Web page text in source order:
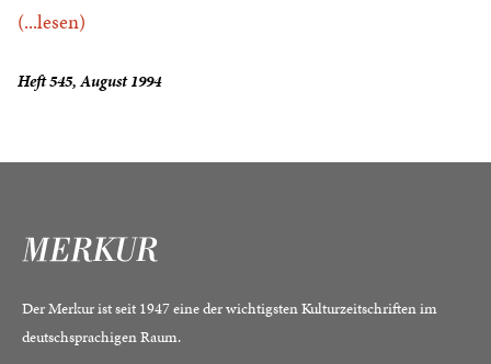
(...lesen)
Heft 545, August 1994
Der Merkur ist seit 1947 eine der wichtigsten Kulturzeitschriften im
deutschsprachigen Raum.